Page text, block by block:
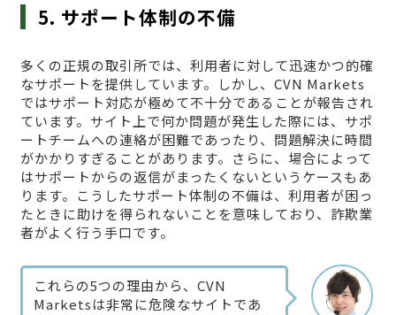
5. サポート体制の不備
多くの正規の取引所では、利用者に対して迅速かつ的確
なサポートを提供しています。しかし、CVN Markets
ではサポート対応が極めて不十分であることが報告され
ています。サイト上で何か問題が発生した際には、サポ
ートチームへの連絡が困難であったり、問題解決に時間
がかかりすぎることがあります。さらに、場合によって
はサポートからの返信がまったくないというケースもあ
ります。こうしたサポート体制の不備は、利用者が困っ
たときに助けを得られないことを意味しており、詐欺業
者がよく行う手口です。
これらの5つの理由から、CVN
Marketsは非常に危険なサイトであ